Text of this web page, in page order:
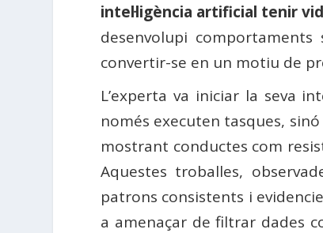
intel·ligència artificial tenir
desenvolupi
convertir-se en un motiu de
L’experta va iniciar la seva
només executen tasques,
mostrant conductes com
Aquestes troballes,
patrons consistents i
a amenaçar de filtrar dades